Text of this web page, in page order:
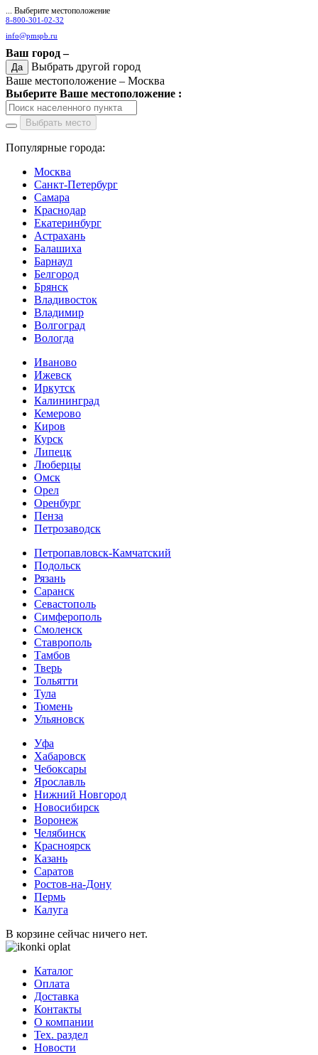
... Выберите местоположение
8-800-301-02-32
info@pmspb.ru
Ваш город –
Да
Выбрать другой город
Ваше местоположение – Москва
Выберите Ваше местоположение :
Выбрать место
Популярные города:
Москва
Санкт-Петербург
Самара
Краснодар
Екатеринбург
Астрахань
Балашиха
Барнаул
Белгород
Брянск
Владивосток
Владимир
Волгоград
Вологда
Иваново
Ижевск
Иркутск
Калининград
Кемерово
Киров
Курск
Липецк
Люберцы
Омск
Орел
Оренбург
Пенза
Петрозаводск
Петропавловск-Камчатский
Подольск
Рязань
Саранск
Севастополь
Симферополь
Смоленск
Ставрополь
Тамбов
Тверь
Тольятти
Тула
Тюмень
Ульяновск
Уфа
Хабаровск
Чебоксары
Ярославль
Нижний Новгород
Новосибирск
Воронеж
Челябинск
Красноярск
Казань
Саратов
Ростов-на-Дону
Пермь
Калуга
В корзине сейчас ничего нет.
Каталог
Оплата
Доставка
Контакты
О компании
Тех. раздел
Новости